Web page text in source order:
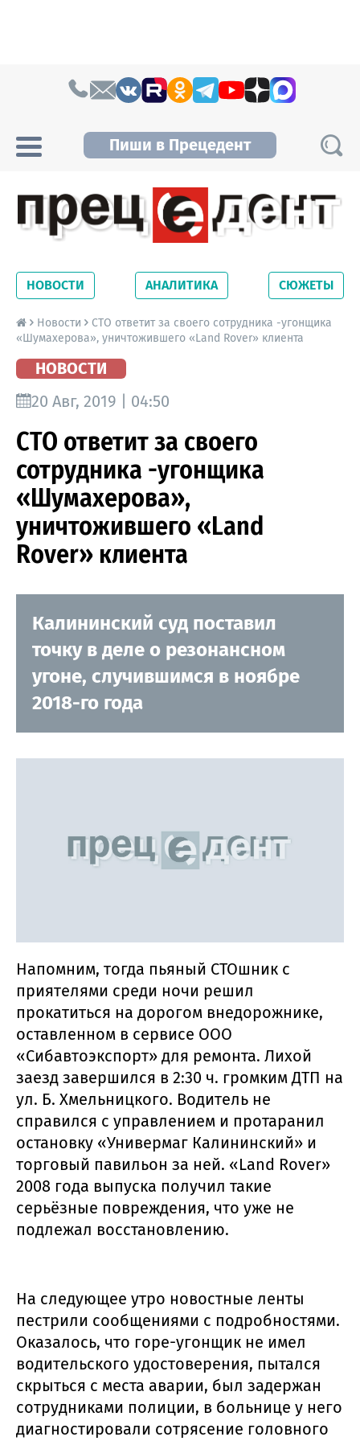
Пиши в Прецедент
Новосибирской области. Читайте свежие
новости на сайте сетевого издания
Precedent.
НОВОСТИ АНАЛИТИКА СЮЖЕТЫ
Новости
СТО ответит за своего сотрудника -угонщика
«Шумахерова», уничтожившего «Land Rover» клиента
НОВОСТИ
20 Авг, 2019 | 04:50
СТО ответит за своего
сотрудника -угонщика
«Шумахерова»,
уничтожившего «Land
Rover» клиента
Калининский суд поставил
точку в деле о резонансном
угоне, случившимся в ноябре
2018-го года
Напомним, тогда пьяный СТОшник с
приятелями среди ночи решил
прокатиться на дорогом внедорожнике,
оставленном в сервисе ООО
«Сибавтоэкспорт» для ремонта. Лихой
заезд завершился в 2:30 ч. громким ДТП на
ул. Б. Хмельницкого. Водитель не
справился с управлением и протаранил
остановку «Универмаг Калининский» и
торговый павильон за ней. «Land Rover»
2008 года выпуска получил такие
серьёзные повреждения, что уже не
подлежал восстановлению.
На следующее утро новостные ленты
пестрили сообщениями с подробностями.
Оказалось, что горе-угонщик не имел
водительского удостоверения, пытался
скрыться с места аварии, был задержан
сотрудниками полиции, в больнице у него
диагностировали сотрясение головного